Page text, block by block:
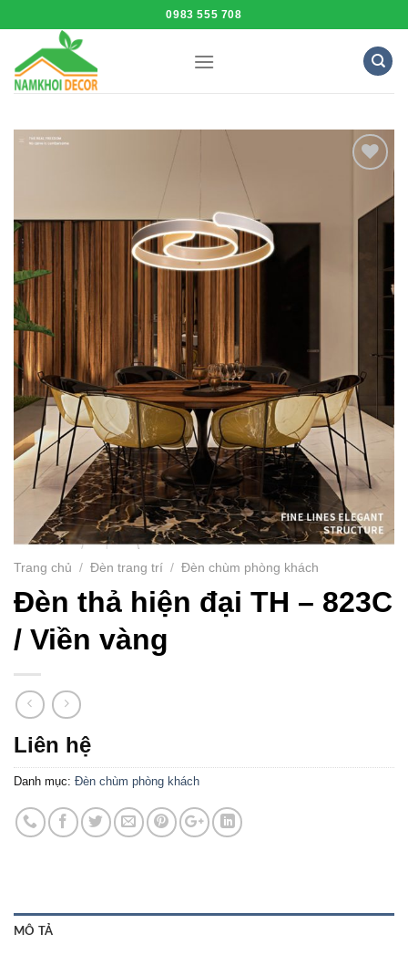
to
content
0983 555 708
Wishlist
Trang chủ / Đèn trang trí / Đèn chùm phòng khách
Đèn thả hiện đại TH – 823C
/ Viền vàng
Liên hệ
Danh mục: Đèn chùm phòng khách
MÔ TẢ